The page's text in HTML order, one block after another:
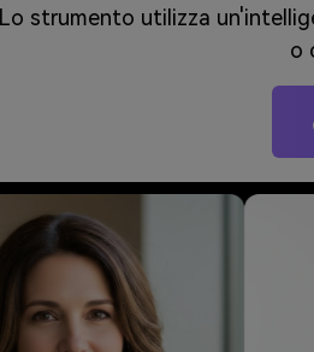
Lo strumento utilizza
o